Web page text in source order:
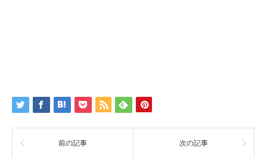
前の記事 次の記事